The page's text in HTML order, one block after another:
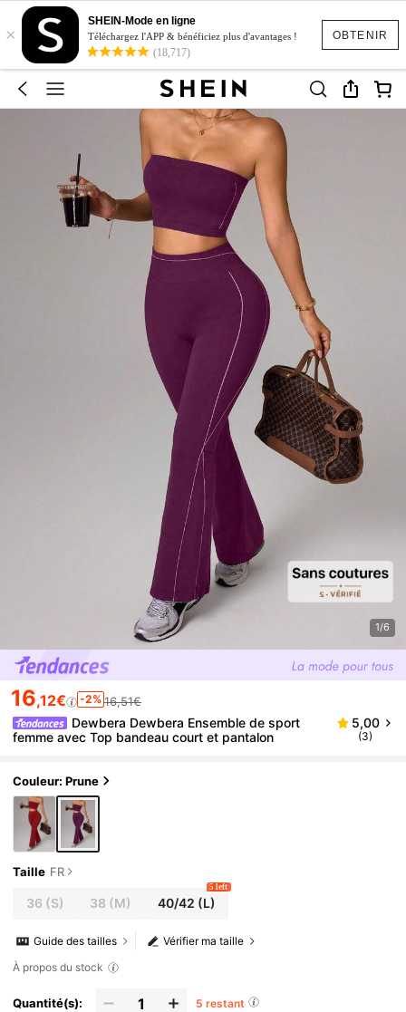
OBTENIR
×
SHEIN-Mode en ligne
Téléchargez l'APP & bénéficiez plus d'avantages !
(18,717)
1/6
16,12€ -2% 16,51€
Dewbera Dewbera Ensemble de sport
femme avec Top bandeau court et pantalon
5,00
(3)
Couleur: Prune
Taille FR
36 (S) 38 (M) 40/42 (L)
5 left
Vérifier ma taille
Guide des tailles
À propos du stock
Quantité(s): 5 restant